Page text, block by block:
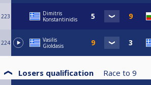
223
Dimitris
Konstantinidis
224
Vasilis
Gioldasis
Losers qualification Race to 9